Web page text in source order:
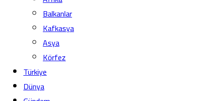
Balkanlar
Kafkasya
Asya
Körfez
Türkiye
Dünya